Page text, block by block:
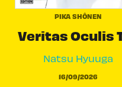
PIKA SHÔNEN
Veritas Oculis
Natsu Hyuuga
16/09/2026